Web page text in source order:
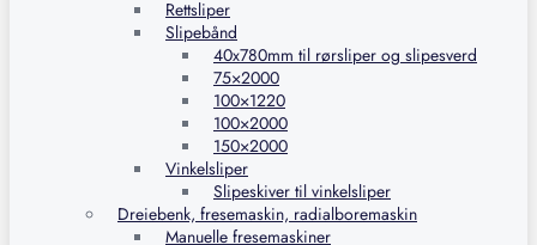
Rettsliper
Slipebånd
40x780mm til rørsliper og slipesverd
75×2000
100×1220
100×2000
150×2000
Vinkelsliper
Slipeskiver til vinkelsliper
Dreiebenk, fresemaskin, radialboremaskin
Manuelle fresemaskiner